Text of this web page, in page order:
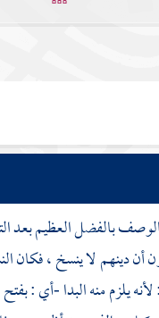
بالفضل العظيم
أن دينهم لا ينسخ ،
يلزم منه البدا -أي :